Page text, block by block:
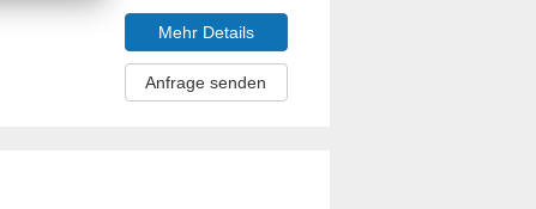
Mehr Details
Anfrage senden